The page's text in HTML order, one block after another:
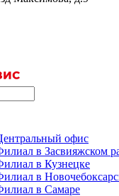
офис
в Засвияжском
в Кузнецке
в
в Самаре